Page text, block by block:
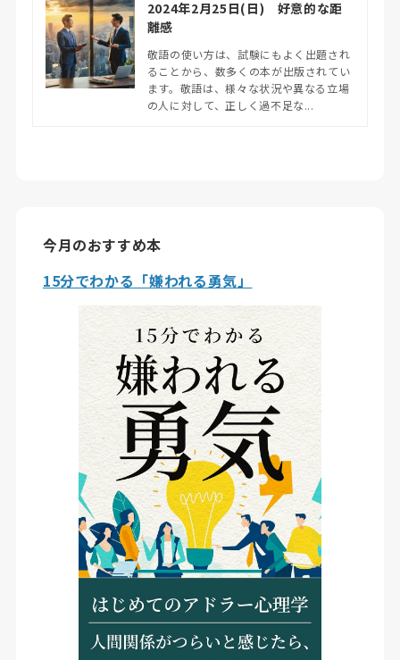
2024年2月25日(日) 好意的な距
離感
敬語の使い方は、試験にもよく出題され
ることから、数多くの本が出版されてい
ます。敬語は、様々な状況や異なる立場
の人に対して、正しく過不足な...
今月のおすすめ本
15分でわかる「嫌われる勇気」